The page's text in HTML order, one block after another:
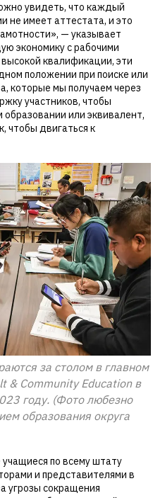
увидеть, что каждый
не имеет аттестата, и это
— указывает
экономику с рабочими
квалификации, эти
положении при поиске или
которые мы получаем через
участников, чтобы
или эквивалент,
чтобы двигаться к
за столом в главном
& Community Education в
году. (Фото любезно
образования округа
по всему штату
и представителями в
угрозы сокращения